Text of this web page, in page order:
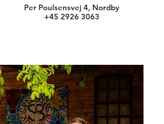
Per Poulsensvej 4, Nordby
+45 2926 3063